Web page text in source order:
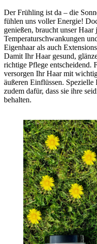
Der Frühling ist da – die
fühlen uns voller Energie!
genießen, braucht unser
Temperaturschwankungen
Eigenhaar als auch
Damit Ihr Haar gesund,
richtige Pflege entscheidend.
versorgen Ihr Haar mit
äußeren Einflüssen.
zudem dafür, dass sie ihre
behalten.